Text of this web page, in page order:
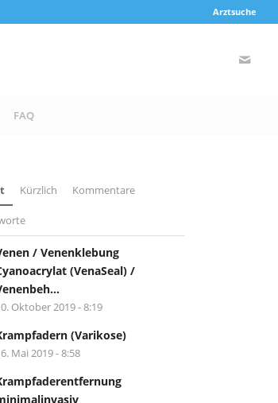
Arztsuche
FAQ
Kürzlich Kommentare
/ Venenklebung
(VenaSeal) /
Oktober 2019 - 8:19
(Varikose)
Mai 2019 - 8:58